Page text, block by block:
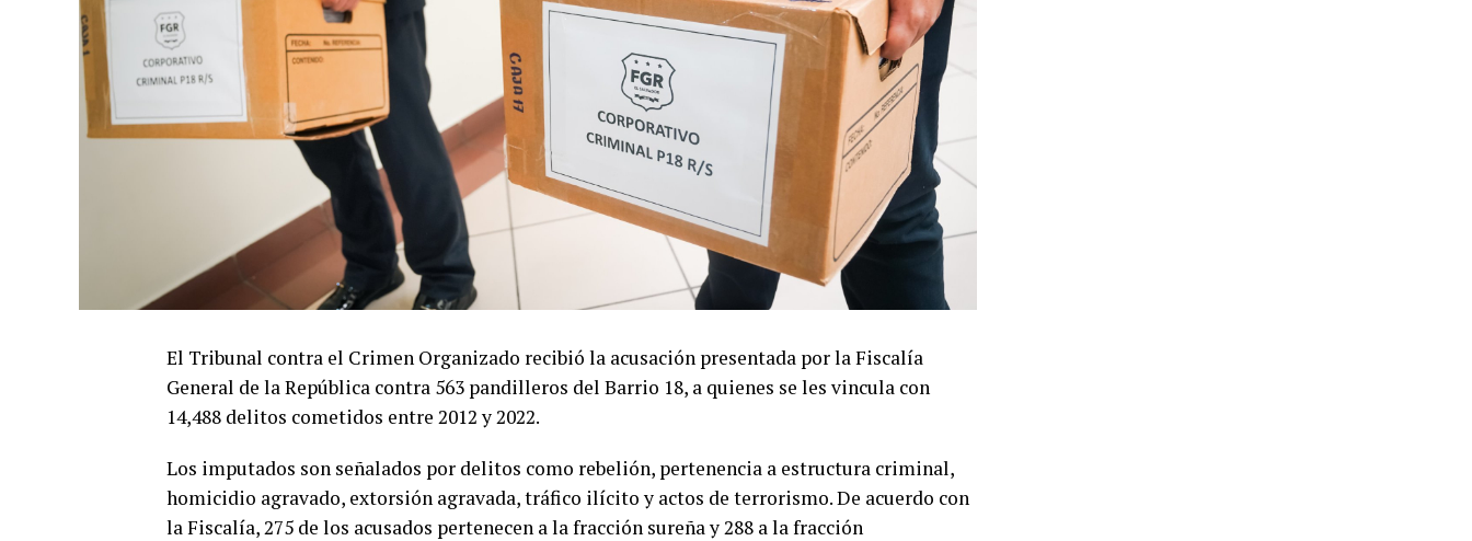
El Tribunal contra el Crimen Organizado recibió la acusación presentada por la Fiscalía
General de la República contra 563 pandilleros del Barrio 18, a quienes se les vincula con
14,488 delitos cometidos entre 2012 y 2022.
Los imputados son señalados por delitos como rebelión, pertenencia a estructura criminal,
homicidio agravado, extorsión agravada, tráfico ilícito y actos de terrorismo. De acuerdo con
la Fiscalía, 275 de los acusados pertenecen a la fracción sureña y 288 a la fracción